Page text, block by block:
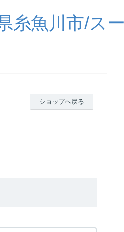
糸魚川市/スー
ショップへ戻る